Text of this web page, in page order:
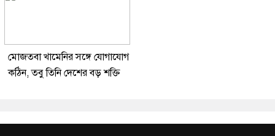
মোজতবা খামেনির সঙ্গে যোগাযোগ
কঠিন, তবু তিনি দেশের বড় শক্তি